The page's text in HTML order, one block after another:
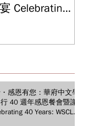
Celebrating
感恩有您：華府中文學
40 週年感恩餐會暨謝
40 Years: WSCLC